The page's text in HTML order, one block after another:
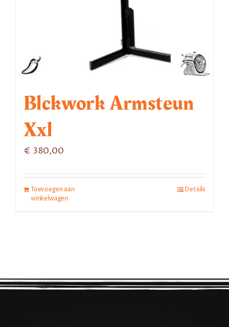
Blckwork Armsteun
Xxl
€ 380,00
Toevoegen aan
winkelwagen
Details